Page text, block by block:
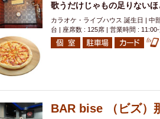
中華
お好み焼き・もんじゃ オーガニ
ランチバイキング フルーツハイボー
板焼き
幹事様特典 おばんざい チ
メニュー
周辺
歌うだけじゃもの足りない
カラオケ・ライブハウス 誕生日 | 中
台 | 座席数 : 125席 | 営業時間 :
BAR bise （ビズ）